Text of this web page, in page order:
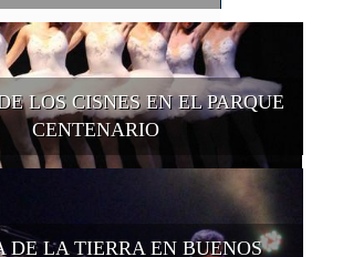
LOS CISNES EN EL PARQUE
CENTENARIO
DE LA TIERRA EN BUENOS